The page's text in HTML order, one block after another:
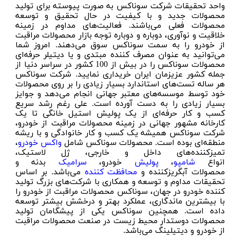
واحد تحقیقات شرکت سوناکس به صورت پیوسته برای تولید
محصولات جدید و با کیفیت در حال تحقیق و توسعه
محصولات فعلی می‌باشند. فعالیت‌های مداوم در زمینه
خلاقیت و نوآوری، دوباره و دوباره توجه بازار محصولات مراقبت
از خودرو را به سمت سوناکس سوق می‌دهند. امروز شما
می‌توانید به عنوان مصرف کننده مبتدی و یا دیتیلر حرفه‌ای
محصولات سوناکس را در بیش از 100 کشور در سراسر دنیا از
جمله کشور عزیزمان ایران خریداری نمایید. شرکت سوناکس
هر ساله تست‌های استاندارد بسیار زیادی را بر روی محصولات
خود توسط موسسه‌های معتبر جهانی انجام می‌دهد و جوایز
بسیار زیادی را به دست آورده است. علی رغم رشد سریع
کسب و کار حرفه‌ای از یک پولیش استیل خانگی تا یک
کارخانه مشهور جهانی در زمینه محصولات مراقبت از خودرو،
شرکت سوناکس همیشه یک کسب و کار خانوادگی و با ریشه
منطقه‌ای بوده است. محصولات سوناکس شامل واکس خودرو،
تمیزکننده‌های داخل و خارجی، ژل لاستیک،
انواع شامپو، پولیش خودرو، سرامیک بدنه و
محصولات آبگریزکننده و محافظت کننده می‌باشد. بر اساس
تحقیقات مداوم و توسعه و همکاری با شرکت‌های بزرگ تولید
کننده خودرو در جهان، سوناکس محصولات مراقبت از خودرو را
با بیشترین ماندگاری، عملکرد بهتر و درخشش بیشتر توسعه
داده است. همچنین سوناکس یکی از پیشگامان تولید
محصولات دوستدار محیط زیست در صنعت محصولات مراقبت
از خودرو و دیتیلینگ می‌باشد.